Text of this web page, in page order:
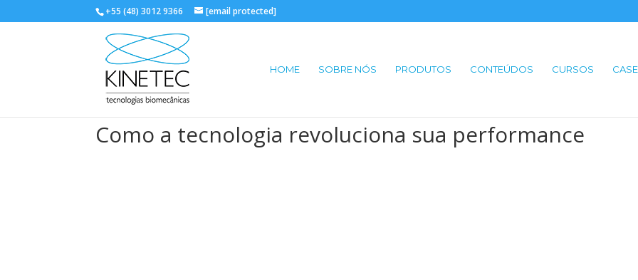
+55 (48) 3012 9366 [email protected]
HOME SOBRE NÓS PRODUTOS CONTEÚDOS CURSOS
Como a tecnologia revoluciona sua performance